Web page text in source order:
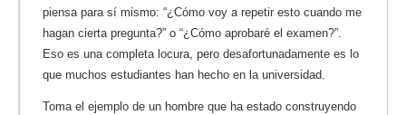
piensa para sí mismo: “¿Cómo voy a repetir esto cuando me
hagan cierta pregunta?” o “¿Cómo aprobaré el examen?”.
Eso es una completa locura, pero desafortunadamente es lo
que muchos estudiantes han hecho en la universidad.
Toma el ejemplo de un hombre que ha estado construyendo